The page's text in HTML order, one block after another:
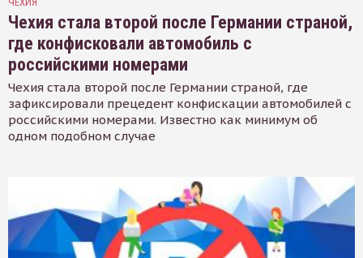
Чехия стала второй после Германии страной,
где конфисковали автомобиль с
российскими номерами
Чехия стала второй после Германии страной, где
зафиксировали прецедент конфискации автомобилей с
российскими номерами. Известно как минимум об
одном подобном случае